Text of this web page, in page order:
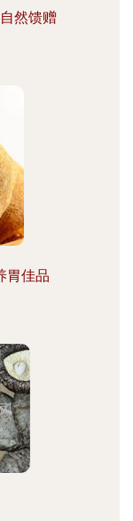
然馈赠
胃佳品